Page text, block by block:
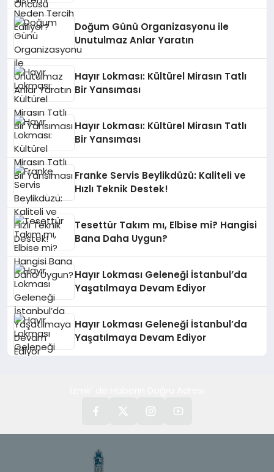
Doğum Günü Organizasyonu ile
Unutulmaz Anlar Yaratın
Hayır Lokması: Kültürel Mirasın Tatlı
Bir Yansıması
Hayır Lokması: Kültürel Mirasın Tatlı
Bir Yansıması
Franke Servis Beylikdüzü: Kaliteli ve
Hızlı Teknik Destek!
Tesettür Takım mı, Elbise mi? Hangisi
Bana Daha Uygun?
Hayır Lokması Geleneği İstanbul’da
Yaşatılmaya Devam Ediyor
Hayır Lokması Geleneği İstanbul’da
Yaşatılmaya Devam Ediyor